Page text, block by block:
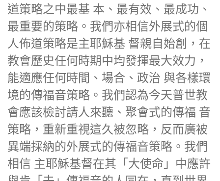
道策略之中最基 本、最有效、最成功、
最重要的策略。我們亦相信外展式的個
人佈道策略是主耶穌基 督親自始創，在
教會歷史任何時期中均發揮最大效力，
能適應任何時間、場合、政治 與各樣環
境的傳福音策略。我們認為今天普世教
會應該檢討請人來聽、聚會式的傳福 音
策略，重新重視這久被忽略，反而廣被
異端採納的外展式的傳福音策略。我們
相信 主耶穌基督在其「大使命」中應許